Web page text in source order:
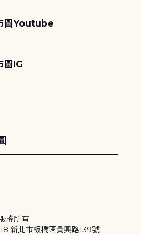
圖Youtube
圖IG
權所有
新北市板橋區貴興路139號